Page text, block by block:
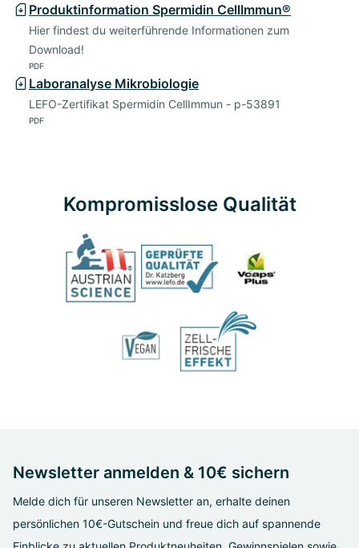
Produktinformation Spermidin CellImmun®
Hier findest du weiterführende Informationen zum
Download!
PDF
Laboranalyse Mikrobiologie
LEFO-Zertifikat Spermidin CellImmun - p-53891
PDF
Kompromisslose Qualität
Newsletter anmelden & 10€ sichern
Melde dich für unseren Newsletter an, erhalte deinen
persönlichen 10€-Gutschein und freue dich auf spannende